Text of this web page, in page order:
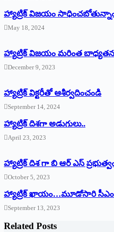
హ్యాట్రిక్‌ విజయం
May 18, 2024
హ్యాట్రిక్ విజయం మరింత
December 9, 2023
హ్యాట్రిక్‌ ‌విక్టరీతో ఆశీర్వదించండి
September 14, 2024
‌హ్యాట్రిక్‌ ‌దిశగా అడుగులు..
April 23, 2023
హ్యాట్రిక్ దిశ గా బి ఆర్ ఎస్
October 5, 2023
హ్యాట్రిక్‌ ‌ఖాయం…మూడోసారి సీఎం
September 13, 2023
Related Posts